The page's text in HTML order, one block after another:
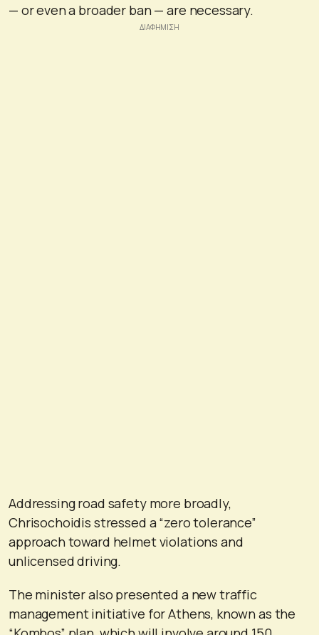
— or even a broader ban — are necessary.
Addressing road safety more broadly,
Chrisochoidis stressed a “zero tolerance”
approach toward helmet violations and
unlicensed driving.
The minister also presented a new traffic
management initiative for Athens, known as the